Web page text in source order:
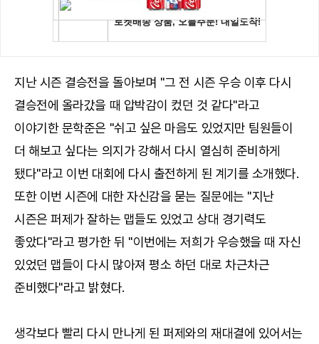
지난 시즌 결승전을 돌아보며 "그 전 시즌 우승 이후 다시
결승전에 올라갔을 때 압박감이 컸던 것 같다"라고
이야기한 문학준은 "쉬고 싶은 마음도 있었지만 팀원들이
더 해보고 싶다는 의지가 강해서 다시 열심히 준비하게
됐다"라고 이번 대회에 다시 출전하게 된 계기를 소개했다.
또한 이번 시즌에 대한 자신감을 묻는 질문에는 "지난
시즌은 퍼제가 잘하는 맵들도 있었고 상대 경기력도
좋았다"라고 평가한 뒤 "이번에는 저희가 우승했을 때 자신
있었던 맵들이 다시 많아져 평소 하던 대로 차근차근
준비했다"라고 밝혔다.
생각보다 빨리 다시 만나게 된 퍼제와의 재대결에 있어서는